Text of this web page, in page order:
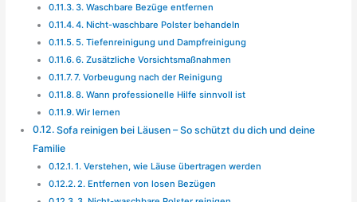
3. Waschbare Bezüge entfernen
4. Nicht-waschbare Polster behandeln
5. Tiefenreinigung und Dampfreinigung
6. Zusätzliche Vorsichtsmaßnahmen
7. Vorbeugung nach der Reinigung
8. Wann professionelle Hilfe sinnvoll ist
Wir lernen
Sofa reinigen bei Läusen – So schützt du dich und deine
Familie
1. Verstehen, wie Läuse übertragen werden
2. Entfernen von losen Bezügen